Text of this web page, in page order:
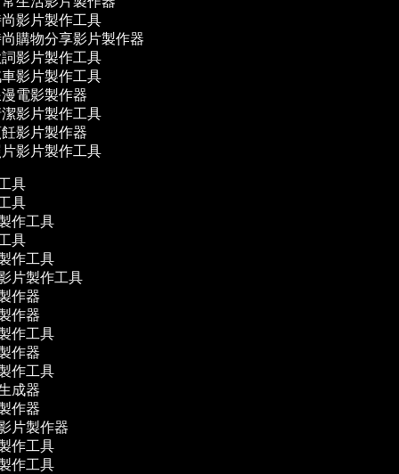
影片製作工具
購物分享影片製作器
影片製作工具
影片製作工具
電影製作器
影片製作工具
影片製作器
影片製作工具
具
具
作工具
具
作工具
片製作工具
作器
作器
作工具
作器
作工具
成器
作器
片製作器
作工具
作工具